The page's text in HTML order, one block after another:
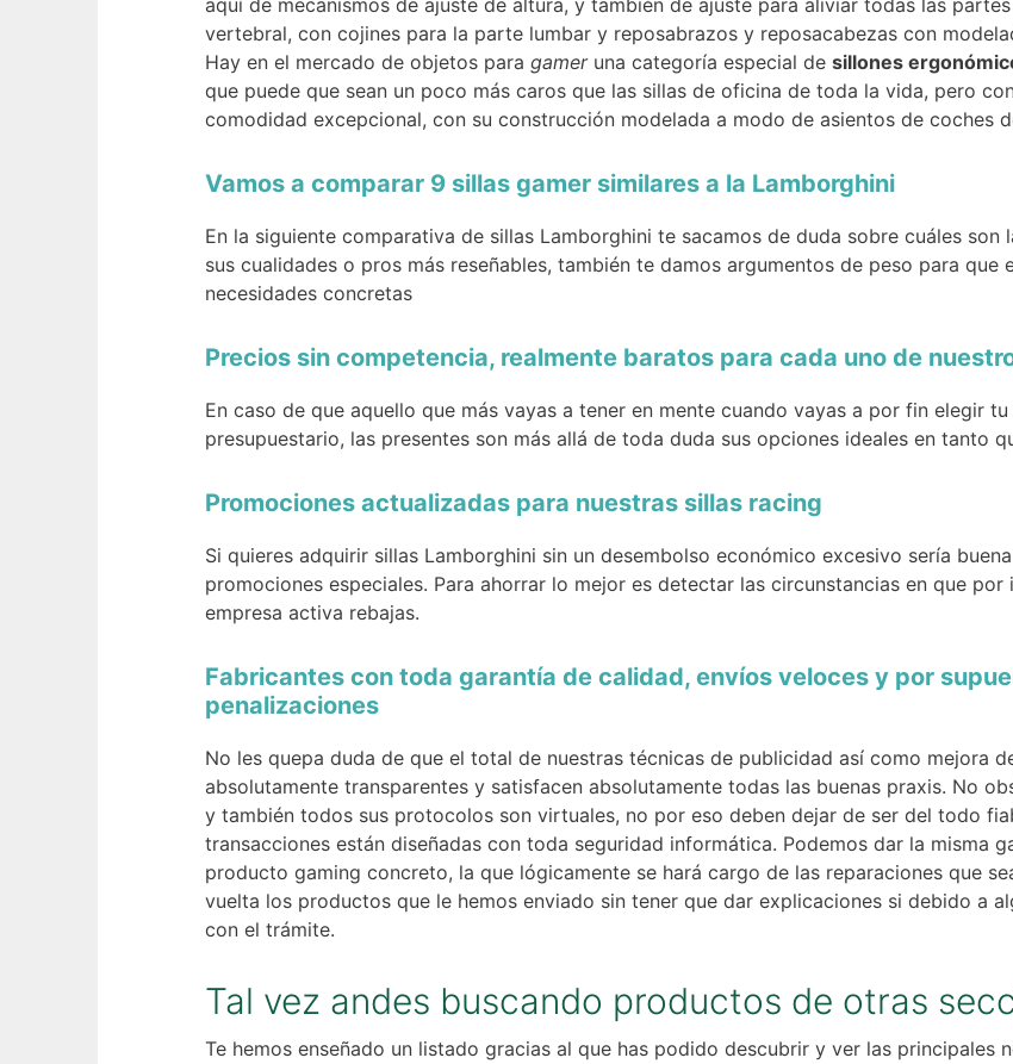
aquí de mecanismos de ajuste de altura, y también de ajuste para aliviar todas las
vertebral, con cojines para la parte lumbar y reposabrazos y reposacabezas con
Hay en el mercado de objetos para gameruna categoría especial de sillones
que puede que sean un poco más caros que las sillas de oficina de toda la vida, pero
comodidad excepcional, con su construcción modelada a modo de asientos de coches
Vamos a comparar 9 sillas gamer similares a la Lamborghini
En la siguiente comparativa de sillas Lamborghini te sacamos de duda sobre cuáles
sus cualidades o pros más reseñables, también te damos argumentos de peso para que
necesidades concretas
Precios sin competencia, realmente baratos para cada uno de
En caso de que aquello que más vayas a tener en mente cuando vayas a por fin elegir
presupuestario, las presentes son más allá de toda duda sus opciones ideales en tanto
Promociones actualizadas para nuestras sillas racing
Si quieres adquirir sillas Lamborghini sin un desembolso económico excesivo sería
promociones especiales. Para ahorrar lo mejor es detectar las circunstancias en que
empresa activa rebajas.
Fabricantes con toda garantía de calidad, envíos veloces y por
penalizaciones
No les quepa duda de que el total de nuestras técnicas de publicidad así como mejora
absolutamente transparentes y satisfacen absolutamente todas las buenas praxis. No
y también todos sus protocolos son virtuales, no por eso deben dejar de ser del todo
transacciones están diseñadas con toda seguridad informática. Podemos dar la misma
producto gaming concreto, la que lógicamente se hará cargo de las reparaciones que
vuelta los productos que le hemos enviado sin tener que dar explicaciones si debido a
con el trámite.
Tal vez andes buscando productos de otras
Te hemos enseñado un listado gracias al que has podido descubrir y ver las principales